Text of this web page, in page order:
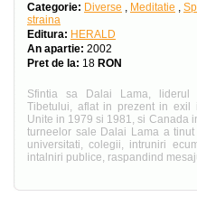
Categorie: Diverse , Meditatie ,
straina
Editura: HERALD
An apartie: 2002
Pret de la: 18 RON
Sfintia sa Dalai Lama, liderul
Tibetului, aflat in prezent in exil
Unite in 1979 si 1981, si Canada
turneelor sale Dalai Lama a
universitati, colegii, intruniri
intalniri publice, raspandind